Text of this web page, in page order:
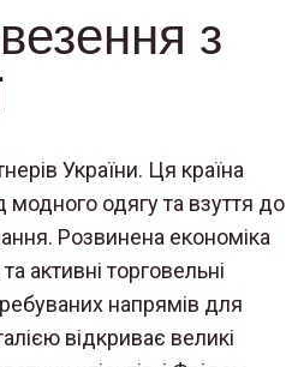
з
України. Ця країна
модного одягу та взуття до
Розвинена економіка
активні торговельні
напрямів для
відкриває великі